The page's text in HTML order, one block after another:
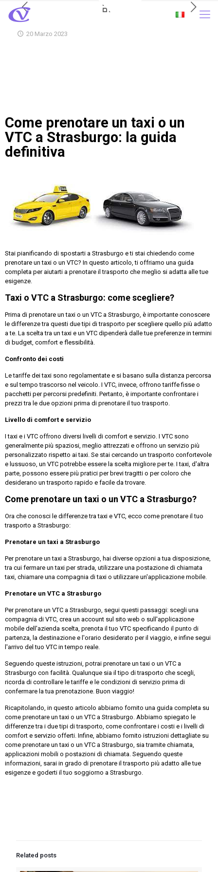
20 Marzo 2023
Come prenotare un taxi o un
VTC a Strasburgo: la guida
definitiva
Stai pianificando di spostarti a Strasburgo e ti stai chiedendo come
prenotare un taxi o un VTC? In questo articolo, ti offriamo una guida
completa per aiutarti a prenotare il trasporto che meglio si adatta alle tue
esigenze.
Taxi o VTC a Strasburgo: come scegliere?
Prima di prenotare un taxi o un VTC a Strasburgo, è importante conoscere
le differenze tra questi due tipi di trasporto per scegliere quello più adatto
a te. La scelta tra un taxi e un VTC dipenderà dalle tue preferenze in termini
di budget, comfort e flessibilità.
Confronto dei costi
Le tariffe dei taxi sono regolamentate e si basano sulla distanza percorsa
e sul tempo trascorso nel veicolo. I VTC, invece, offrono tariffe fisse o
pacchetti per percorsi predefiniti. Pertanto, è importante confrontare i
prezzi tra le due opzioni prima di prenotare il tuo trasporto.
Livello di comfort e servizio
I taxi e i VTC offrono diversi livelli di comfort e servizio. I VTC sono
generalmente più spaziosi, meglio attrezzati e offrono un servizio più
personalizzato rispetto ai taxi. Se stai cercando un trasporto confortevole
e lussuoso, un VTC potrebbe essere la scelta migliore per te. I taxi, d'altra
parte, possono essere più pratici per brevi tragitti o per coloro che
desiderano un trasporto rapido e facile da trovare.
Come prenotare un taxi o un VTC a Strasburgo?
Ora che conosci le differenze tra taxi e VTC, ecco come prenotare il tuo
trasporto a Strasburgo:
Prenotare un taxi a Strasburgo
Per prenotare un taxi a Strasburgo, hai diverse opzioni a tua disposizione,
tra cui fermare un taxi per strada, utilizzare una postazione di chiamata
taxi, chiamare una compagnia di taxi o utilizzare un'applicazione mobile.
Prenotare un VTC a Strasburgo
Per prenotare un VTC a Strasburgo, segui questi passaggi: scegli una
compagnia di VTC, crea un account sul sito web o sull'applicazione
mobile dell'azienda scelta, prenota il tuo VTC specificando il punto di
partenza, la destinazione e l'orario desiderato per il viaggio, e infine segui
l'arrivo del tuo VTC in tempo reale.
Seguendo queste istruzioni, potrai prenotare un taxi o un VTC a
Strasburgo con facilità. Qualunque sia il tipo di trasporto che scegli,
ricorda di controllare le tariffe e le condizioni di servizio prima di
confermare la tua prenotazione. Buon viaggio!
Ricapitolando, in questo articolo abbiamo fornito una guida completa su
come prenotare un taxi o un VTC a Strasburgo. Abbiamo spiegato le
differenze tra i due tipi di trasporto, come confrontare i costi e i livelli di
comfort e servizio offerti. Infine, abbiamo fornito istruzioni dettagliate su
come prenotare un taxi o un VTC a Strasburgo, sia tramite chiamata,
applicazioni mobili o postazioni di chiamata. Seguendo queste
informazioni, sarai in grado di prenotare il trasporto più adatto alle tue
esigenze e goderti il tuo soggiorno a Strasburgo.
Related posts